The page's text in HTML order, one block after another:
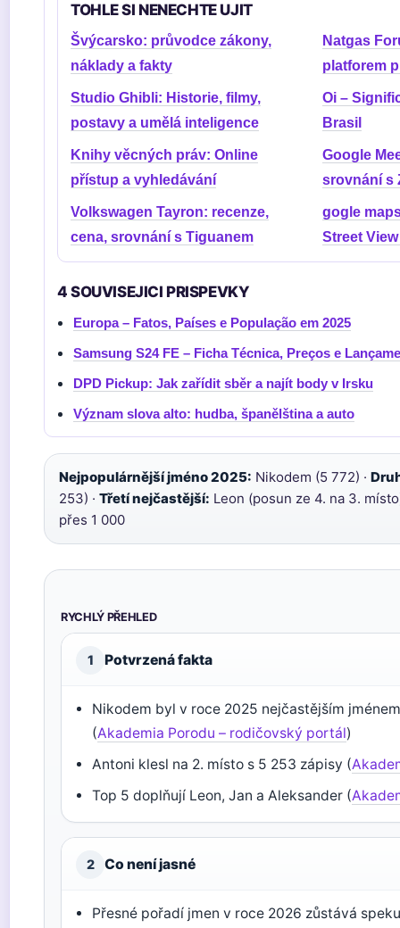
TOHLE SI NENECHTE UJIT
Švýcarsko: průvodce zákony,
náklady a fakty
Natgas
platforem
Studio Ghibli: Historie, filmy,
postavy a umělá inteligence
Oi –
Brasil
Knihy věcných práv: Online
přístup a vyhledávání
Google
srovnání s
Volkswagen Tayron: recenze,
cena, srovnání s Tiguanem
gogle
Street
4 SOUVISEJICI PRISPEVKY
Europa – Fatos, Países e População em 2025
Samsung S24 FE – Ficha Técnica, Preços e
DPD Pickup: Jak zařídit sběr a najít body v Irsku
Význam slova alto: hudba, španělština a auto
Nejpopulárnější jméno 2025: Nikodem (5 772) ·
253) · Třetí nejčastější: Leon (posun ze 4. na 3.
přes 1 000
RYCHLÝ PŘEHLED
1 Potvrzená fakta
Nikodem byl v roce 2025 nejčastějším
(Akademia Porodu – rodičovský portál)
Antoni klesl na 2. místo s 5 253 zápisy (
Top 5 doplňují Leon, Jan a Aleksander (
2 Co není jasné
Přesné pořadí jmen v roce 2026 zůstává